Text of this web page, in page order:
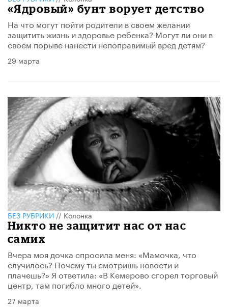
«Ядровый» бунт ворует детство
На что могут пойти родители в своем желании
защитить жизнь и здоровье ребенка? Могут ли они в
своем порыве нанести непоправимый вред детям?
29 марта
БЕЗ РУБРИКИ//Колонка
Никто не защитит нас от нас
самих
Вчера моя дочка спросила меня: «Мамочка, что
случилось? Почему ты смотришь новости и
плачешь?» Я ответила: «В Кемерово сгорел торговый
центр, там погибло много детей».
27 марта